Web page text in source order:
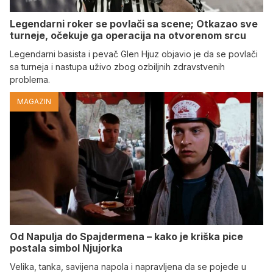
Legendarni roker se povlači sa scene; Otkazao sve
turneje, očekuje ga operacija na otvorenom srcu
Legendarni basista i pevač Glen Hjuz objavio je da se povlači
sa turneja i nastupa uživo zbog ozbiljnih zdravstvenih
problema.
MAGAZIN
Od Napulja do Spajdermena – kako je kriška pice
postala simbol Njujorka
Velika, tanka, savijena napola i napravljena da se pojede u